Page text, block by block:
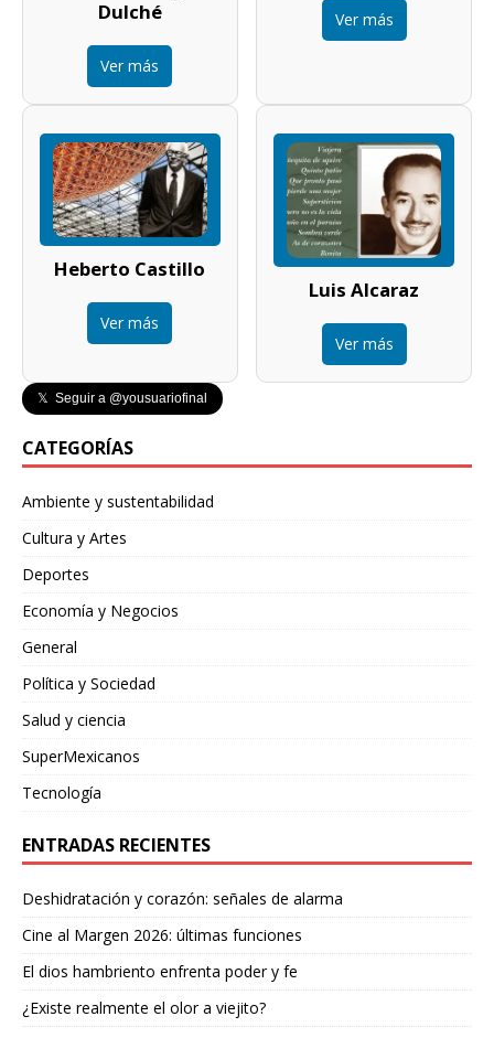
Dulché
Ver más
Ver más
Heberto Castillo
Ver más
Luis Alcaraz
Ver más
𝕏 Seguir a @yousuariofinal
CATEGORÍAS
Ambiente y sustentabilidad
Cultura y Artes
Deportes
Economía y Negocios
General
Política y Sociedad
Salud y ciencia
SuperMexicanos
Tecnología
ENTRADAS RECIENTES
Deshidratación y corazón: señales de alarma
Cine al Margen 2026: últimas funciones
El dios hambriento enfrenta poder y fe
¿Existe realmente el olor a viejito?